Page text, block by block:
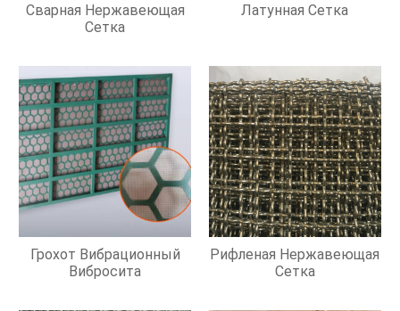
Сварная Нержавеющая
Сетка
Латунная Сетка
Грохот Вибрационный
Вибросита
Рифленая Нержавеющая
Сетка